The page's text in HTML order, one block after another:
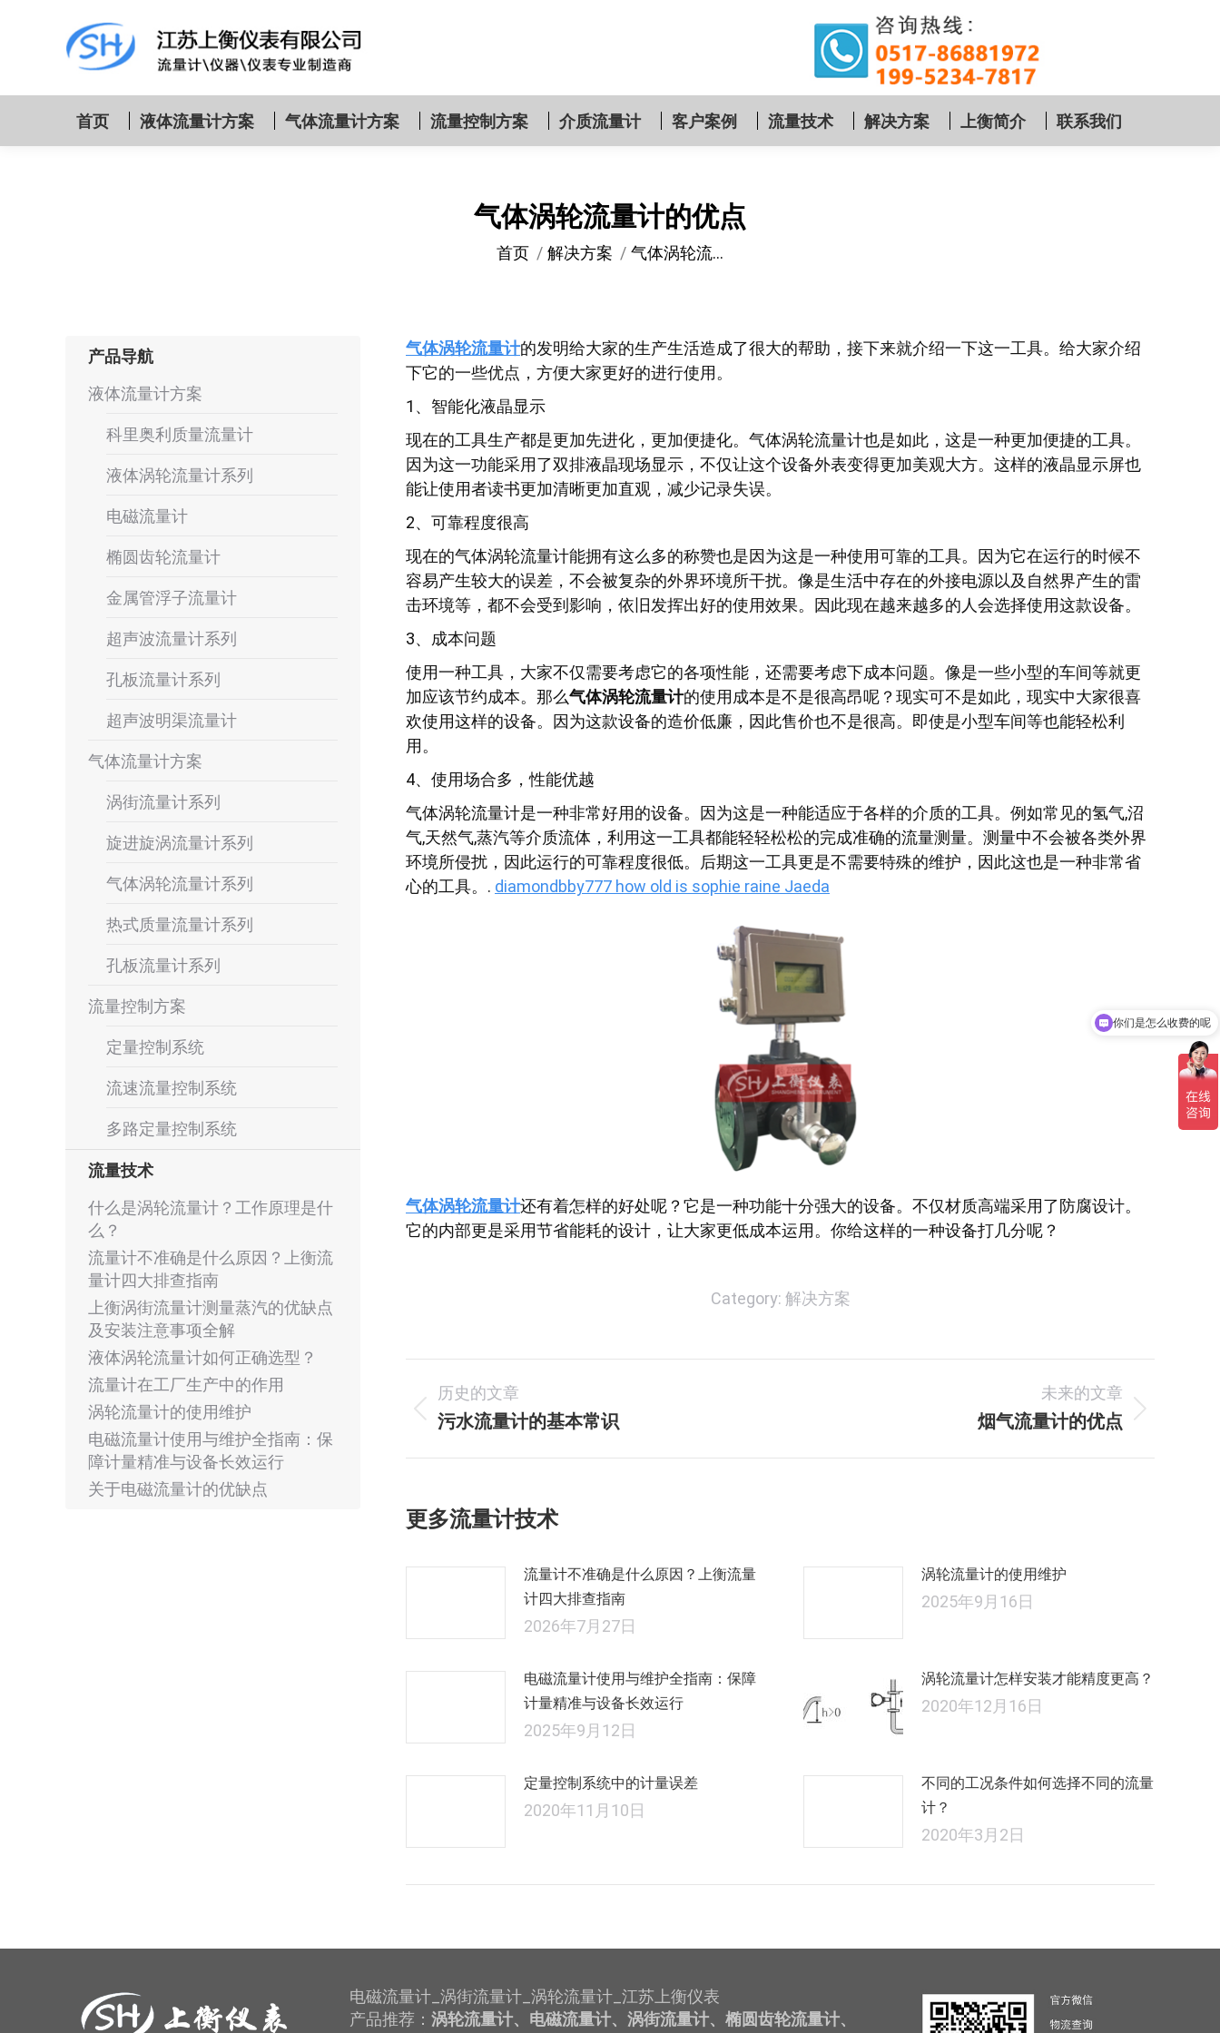
首页 液体流量计方案 气体流量计方案 流量控制方案 介质流量计 客户案例 流量技术 解决方案 上衡简介 联系我们
气体涡轮流量计的优点
您在这里：
首页 解决方案 气体涡轮流…
气体涡轮流量计的发明给大家的生产生活造成了很大的帮助，接下来就介绍一下这一工具。给大家介绍
下它的一些优点，方便大家更好的进行使用。
1、智能化液晶显示
现在的工具生产都是更加先进化，更加便捷化。气体涡轮流量计也是如此，这是一种更加便捷的工具。
因为这一功能采用了双排液晶现场显示，不仅让这个设备外表变得更加美观大方。这样的液晶显示屏也
能让使用者读书更加清晰更加直观，减少记录失误。
2、可靠程度很高
现在的气体涡轮流量计能拥有这么多的称赞也是因为这是一种使用可靠的工具。因为它在运行的时候不
容易产生较大的误差，不会被复杂的外界环境所干扰。像是生活中存在的外接电源以及自然界产生的雷
击环境等，都不会受到影响，依旧发挥出好的使用效果。因此现在越来越多的人会选择使用这款设备。
3、成本问题
使用一种工具，大家不仅需要考虑它的各项性能，还需要考虑下成本问题。像是一些小型的车间等就更
加应该节约成本。那么气体涡轮流量计的使用成本是不是很高昂呢？现实可不是如此，现实中大家很喜
欢使用这样的设备。因为这款设备的造价低廉，因此售价也不是很高。即使是小型车间等也能轻松利
用。
4、使用场合多，性能优越
气体涡轮流量计是一种非常好用的设备。因为这是一种能适应于各样的介质的工具。例如常见的氢气,沼
气,天然气,蒸汽等介质流体，利用这一工具都能轻轻松松的完成准确的流量测量。测量中不会被各类外界
环境所侵扰，因此运行的可靠程度很低。后期这一工具更是不需要特殊的维护，因此这也是一种非常省
心的工具。. diamondbby777 how old is sophie raine Jaeda
气体涡轮流量计还有着怎样的好处呢？它是一种功能十分强大的设备。不仅材质高端采用了防腐设计。
它的内部更是采用节省能耗的设计，让大家更低成本运用。你给这样的一种设备打几分呢？
Category: 解决方案
章
导
历史的文章
历
章：
污水流量计的基本常识
未来的文章
烟气流量计的优点
更多流量计技术
流量计不准确是什么原因？上衡流量
计四大排查指南
2026年7月27日
涡轮流量计的使用维护
2025年9月16日
电磁流量计使用与维护全指南：保障
计量精准与设备长效运行
2025年9月12日
涡轮流量计怎样安装才能精度更高？
2020年12月16日
定量控制系统中的计量误差
2020年11月10日
不同的工况条件如何选择不同的流量
计？
2020年3月2日
产品导航
液体流量计方案
科里奥利质量流量计
液体涡轮流量计系列
电磁流量计
椭圆齿轮流量计
金属管浮子流量计
超声波流量计系列
孔板流量计系列
超声波明渠流量计
气体流量计方案
涡街流量计系列
旋进旋涡流量计系列
气体涡轮流量计系列
热式质量流量计系列
孔板流量计系列
流量控制方案
定量控制系统
流速流量控制系统
多路定量控制系统
流量技术
什么是涡轮流量计？工作原理是什
么？
流量计不准确是什么原因？上衡流
量计四大排查指南
上衡涡街流量计测量蒸汽的优缺点
及安装注意事项全解
液体涡轮流量计如何正确选型？
流量计在工厂生产中的作用
涡轮流量计的使用维护
电磁流量计使用与维护全指南：保
障计量精准与设备长效运行
关于电磁流量计的优缺点
电磁流量计_涡街流量计_涡轮流量计_江苏上衡仪表
产品推荐： 涡轮流量计、电磁流量计、涡街流量计、椭圆齿轮流量计、
你们是怎么收费的呢